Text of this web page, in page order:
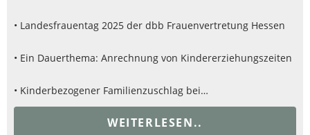
• Landesfrauentag 2025 der dbb Frauenvertretung Hessen
• Ein Dauerthema: Anrechnung von Kindererziehungszeiten
• Kinderbezogener Familienzuschlag bei…
WEITERLESEN..